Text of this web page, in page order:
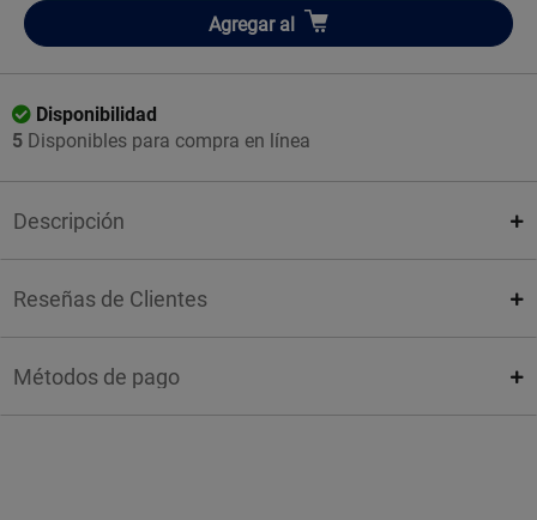
Añadir
Agregar al
Disponibilidad
5 Disponibles para compra en línea
Descripción
Reseñas de Clientes
Métodos de pago